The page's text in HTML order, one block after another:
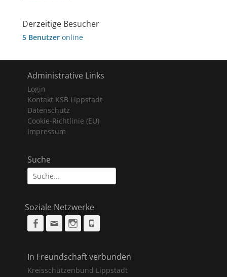
Derzeitige Besucher
5 Benutzer online
Administrative Links
Login
Kontakt KSB Lippstadt
Datenschutz
Cookie-Richtlinie (EU)
Impressum
Suche
Suche
nach:
Soziale Netzwerke
Facebook
Email Instagram
In Freundschaft verbunden
Kreisschützenbund Lippstadt